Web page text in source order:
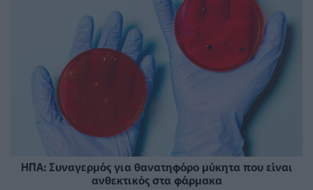
ΗΠΑ: Συναγερμός για θανατηφόρο μύκητα που είναι
ανθεκτικός στα φάρμακα